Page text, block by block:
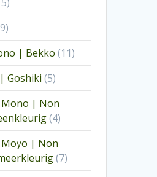
producten
99
producten
| Bekko 1111
producten
Goshiki 55
producten
| Non
44
producten
| Non
77
producten